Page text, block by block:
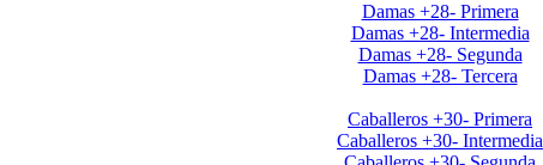
Damas +28- Primera
Damas +28- Intermedia
Damas +28- Segunda
Damas +28- Tercera
Caballeros +30- Primera
Caballeros +30- Intermedia